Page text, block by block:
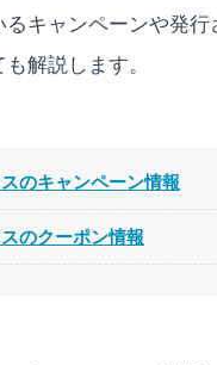
キャンペーンや発行
解説します。
のキャンペーン情報
のクーポン情報